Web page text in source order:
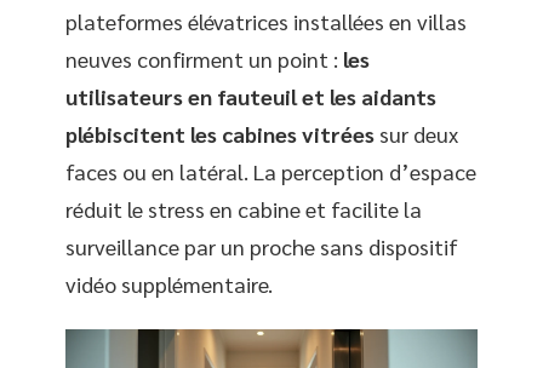
plateformes élévatrices installées en villas
neuves confirment un point : les
utilisateurs en fauteuil et les aidants
plébiscitent les cabines vitrées sur deux
faces ou en latéral. La perception d’espace
réduit le stress en cabine et facilite la
surveillance par un proche sans dispositif
vidéo supplémentaire.